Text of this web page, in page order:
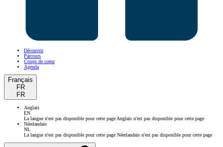
Découvrir
Parcours
Coups de coeur
Agenda
Français
FR
FR
Anglais
EN
La langue n'est pas disponible pour cette page Anglais n'est pas disponible pour cette page
Néerlandais
NL
La langue n'est pas disponible pour cette page Néerlandais n'est pas disponible pour cette page